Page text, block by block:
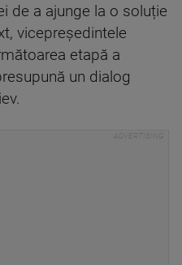
de a ajunge la o soluție
vicepreședintele
etapă a
un dialog